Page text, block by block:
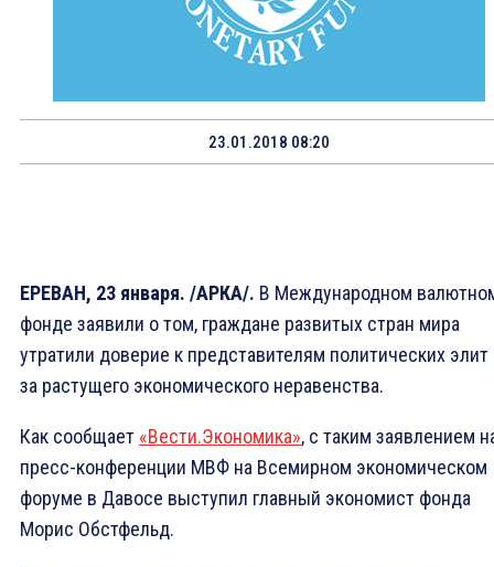
23.01.2018 08:20
ЕРЕВАН, 23 января. /АРКА/. В Международном
фонде заявили о том, граждане развитых стран мира
утратили доверие к представителям политических элит
за растущего экономического неравенства.
Как сообщает «Вести.Экономика», с таким заявлением
пресс-конференции МВФ на Всемирном экономическом
форуме в Давосе выступил главный экономист фонда
Морис Обстфельд.